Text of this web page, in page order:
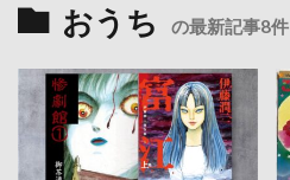
おうち の最新記事8件